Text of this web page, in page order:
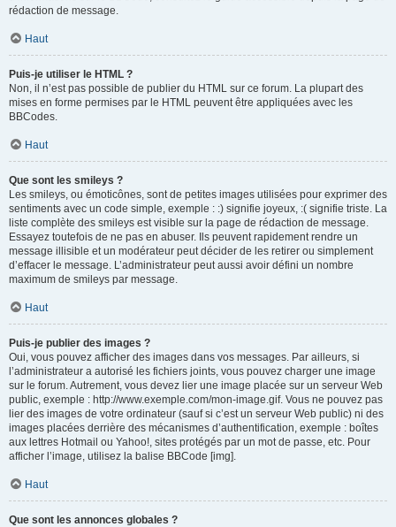
rédaction de message.
Haut
Puis-je utiliser le HTML ?
Non, il n’est pas possible de publier du HTML sur ce forum. La plupart des
mises en forme permises par le HTML peuvent être appliquées avec les
BBCodes.
Haut
Que sont les smileys ?
Les smileys, ou émoticônes, sont de petites images utilisées pour exprimer des
sentiments avec un code simple, exemple : :) signifie joyeux, :( signifie triste. La
liste complète des smileys est visible sur la page de rédaction de message.
Essayez toutefois de ne pas en abuser. Ils peuvent rapidement rendre un
message illisible et un modérateur peut décider de les retirer ou simplement
d’effacer le message. L’administrateur peut aussi avoir défini un nombre
maximum de smileys par message.
Haut
Puis-je publier des images ?
Oui, vous pouvez afficher des images dans vos messages. Par ailleurs, si
l’administrateur a autorisé les fichiers joints, vous pouvez charger une image
sur le forum. Autrement, vous devez lier une image placée sur un serveur Web
public, exemple : http://www.exemple.com/mon-image.gif. Vous ne pouvez pas
lier des images de votre ordinateur (sauf si c’est un serveur Web public) ni des
images placées derrière des mécanismes d’authentification, exemple : boîtes
aux lettres Hotmail ou Yahoo!, sites protégés par un mot de passe, etc. Pour
afficher l’image, utilisez la balise BBCode [img].
Haut
Que sont les annonces globales ?